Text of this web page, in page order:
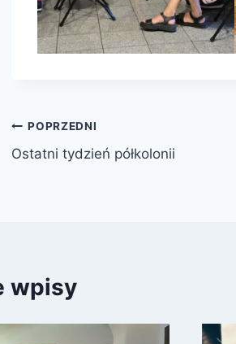
Nawigacja
wpisu
POPRZEDNI
Ostatni tydzień półkolonii
wpisy